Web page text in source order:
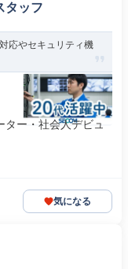
タッフ
応やセキュリティ機
ー・社会人デビュ
気になる